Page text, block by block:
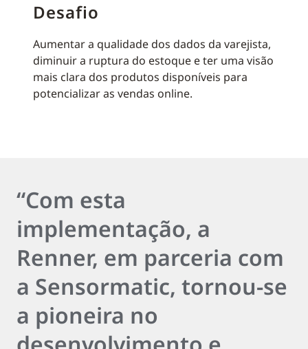
Desafio
Aumentar a qualidade dos dados da varejista,
diminuir a ruptura do estoque e ter uma visão
mais clara dos produtos disponíveis para
potencializar as vendas online.
“Com esta
implementação, a
Renner, em parceria com
a Sensormatic, tornou-se
a pioneira no